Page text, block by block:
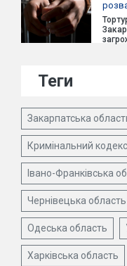
Теги
Закарпатська
Кримінальний
Івано-Франківська
Чернівецька область
Одеська область
Харківська область